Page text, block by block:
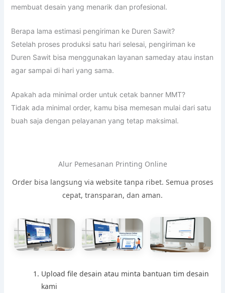
membuat desain yang menarik dan profesional.
Berapa lama estimasi pengiriman ke Duren Sawit?
Setelah proses produksi satu hari selesai, pengiriman ke
Duren Sawit bisa menggunakan layanan sameday atau instan
agar sampai di hari yang sama.
Apakah ada minimal order untuk cetak banner MMT?
Tidak ada minimal order, kamu bisa memesan mulai dari satu
buah saja dengan pelayanan yang tetap maksimal.
Alur Pemesanan Printing Online
Order bisa langsung via website tanpa ribet. Semua proses
cepat, transparan, dan aman.
Upload file desain atau minta bantuan tim desain
kami